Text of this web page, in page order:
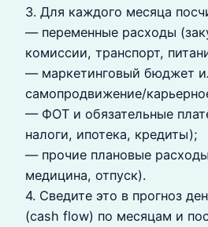
3. Для каждого месяца
— переменные расходы
комиссии, транспорт,
— маркетинговый бюджет
самопродвижение/
— ФОТ и обязательные
налоги, ипотека, кредиты);
— прочие плановые
медицина, отпуск).
4. Сведите это в прогноз
(cash flow) по месяцам и